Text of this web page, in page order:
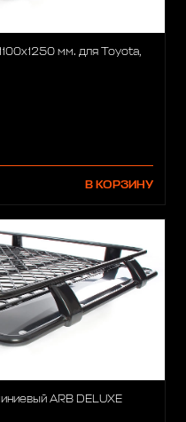
мм. для Toyota,
В КОРЗИНУ
ARB DELUXE